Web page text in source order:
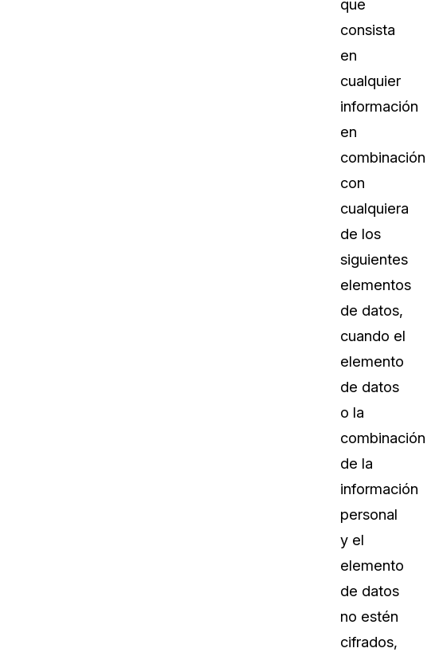
Sobre nosotros
Más información sobre
Trabaja con nosotros
construir el futuro de la redacción
Póngase en contacto con
que
consista
en
cualquier
información
en
combinación
con
cualquiera
de los
siguientes
elementos
de datos,
cuando el
elemento
de datos
o la
combinación
de la
información
personal
y el
elemento
de datos
no estén
cifrados,